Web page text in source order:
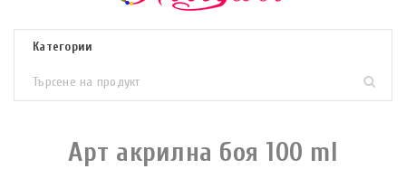
Арт акрилна боя 100 ml